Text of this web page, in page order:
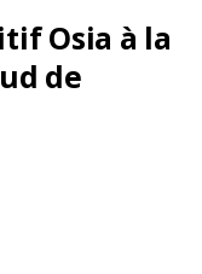
Osia à la
de